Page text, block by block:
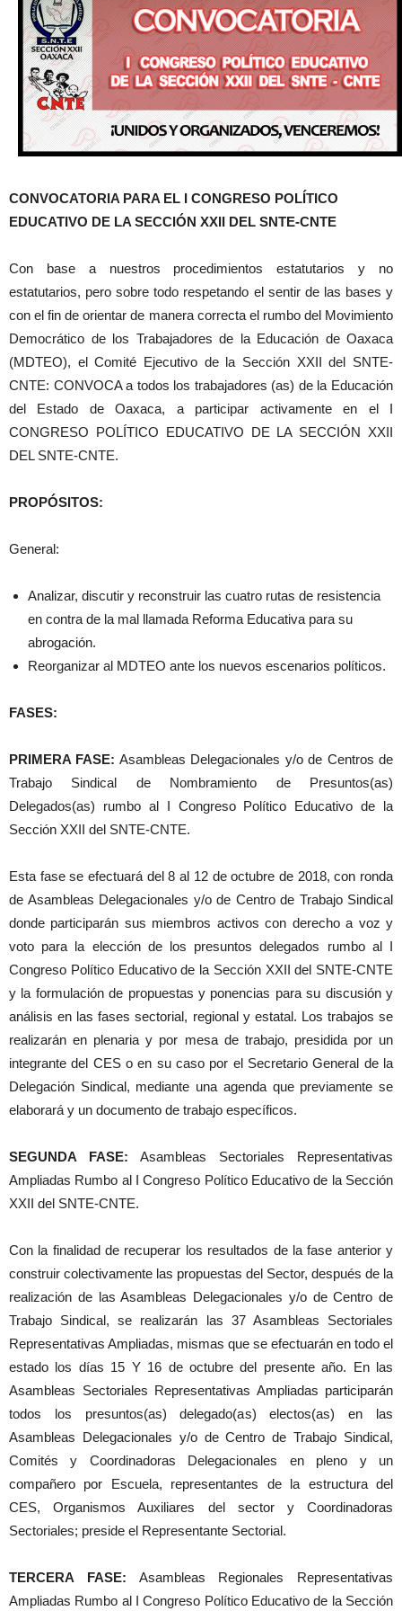
CONVOCATORIA PARA EL I CONGRESO POLÍTICO
EDUCATIVO DE LA SECCIÓN XXII DEL SNTE-CNTE
Con base a nuestros procedimientos estatutarios y no
estatutarios, pero sobre todo respetando el sentir de las bases y
con el fin de orientar de manera correcta el rumbo del Movimiento
Democrático de los Trabajadores de la Educación de Oaxaca
(MDTEO), el Comité Ejecutivo de la Sección XXII del SNTE-
CNTE: CONVOCA a todos los trabajadores (as) de la Educación
del Estado de Oaxaca, a participar activamente en el I
CONGRESO POLÍTICO EDUCATIVO DE LA SECCIÓN XXII
DEL SNTE-CNTE.
PROPÓSITOS:
General:
Analizar, discutir y reconstruir las cuatro rutas de resistencia
en contra de la mal llamada Reforma Educativa para su
abrogación.
Reorganizar al MDTEO ante los nuevos escenarios políticos.
FASES:
PRIMERA FASE: Asambleas Delegacionales y/o de Centros de
Trabajo Sindical de Nombramiento de Presuntos(as)
Delegados(as) rumbo al I Congreso Político Educativo de la
Sección XXII del SNTE-CNTE.
Esta fase se efectuará del 8 al 12 de octubre de 2018, con ronda
de Asambleas Delegacionales y/o de Centro de Trabajo Sindical
donde participarán sus miembros activos con derecho a voz y
voto para la elección de los presuntos delegados rumbo al I
Congreso Político Educativo de la Sección XXII del SNTE-CNTE
y la formulación de propuestas y ponencias para su discusión y
análisis en las fases sectorial, regional y estatal. Los trabajos se
realizarán en plenaria y por mesa de trabajo, presidida por un
integrante del CES o en su caso por el Secretario General de la
Delegación Sindical, mediante una agenda que previamente se
elaborará y un documento de trabajo específicos.
SEGUNDA FASE: Asambleas Sectoriales Representativas
Ampliadas Rumbo al I Congreso Político Educativo de la Sección
XXII del SNTE-CNTE.
Con la finalidad de recuperar los resultados de la fase anterior y
construir colectivamente las propuestas del Sector, después de la
realización de las Asambleas Delegacionales y/o de Centro de
Trabajo Sindical, se realizarán las 37 Asambleas Sectoriales
Representativas Ampliadas, mismas que se efectuarán en todo el
estado los días 15 Y 16 de octubre del presente año. En las
Asambleas Sectoriales Representativas Ampliadas participarán
todos los presuntos(as) delegado(as) electos(as) en las
Asambleas Delegacionales y/o de Centro de Trabajo Sindical,
Comités y Coordinadoras Delegacionales en pleno y un
compañero por Escuela, representantes de la estructura del
CES, Organismos Auxiliares del sector y Coordinadoras
Sectoriales; preside el Representante Sectorial.
TERCERA FASE: Asambleas Regionales Representativas
Ampliadas Rumbo al I Congreso Político Educativo de la Sección